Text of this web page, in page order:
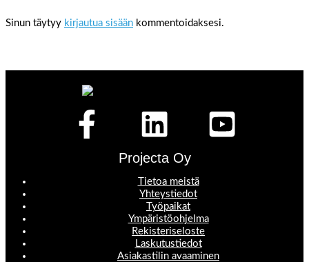
Sinun täytyy kirjautua sisään kommentoidaksesi.
Projecta Oy
Tietoa meistä
Yhteystiedot
Työpaikat
Ympäristöohjelma
Rekisteriseloste
Laskutustiedot
Asiakastilin avaaminen